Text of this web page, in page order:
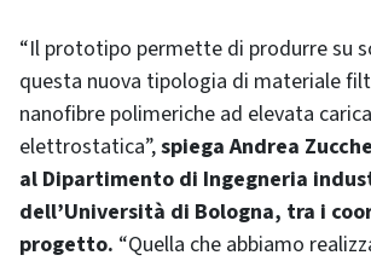
“Il prototipo permette di produrre su
questa nuova tipologia di materiale
nanofibre polimeriche ad elevata carica
elettrostatica”,spiega Andrea
al Dipartimento di Ingegneria
dell’Università di Bologna, tra i
progetto. “Quella che abbiamo